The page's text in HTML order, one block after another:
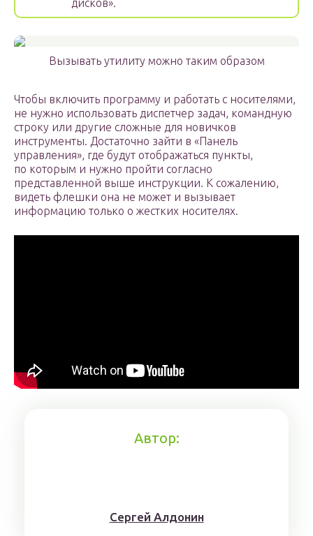
дисков».
Вызывать утилиту можно таким образом
Чтобы включить программу и работать с носителями,
не нужно использовать диспетчер задач, командную
строку или другие сложные для новичков
инструменты. Достаточно зайти в «Панель
управления», где будут отображаться пункты,
по которым и нужно пройти согласно
представленной выше инструкции. К сожалению,
видеть флешки она не может и вызывает
информацию только о жестких носителях.
Автор:
Сергей Алдонин